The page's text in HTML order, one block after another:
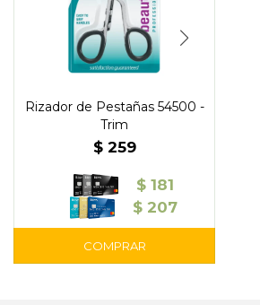
Rizador de Pestañas 54500 -
Trim
$ 259
$ 181
$ 207